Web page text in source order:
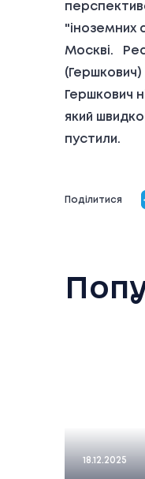
"іноземних
Москві.
Гершкович
який
пустили.
Поділитися
18.12.2025